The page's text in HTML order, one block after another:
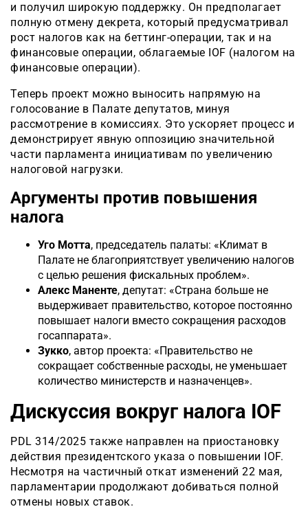
и получил широкую поддержку. Он предполагает
полную отмену декрета, который предусматривал
рост налогов как на беттинг-операции, так и на
финансовые операции, облагаемые IOF (налогом на
финансовые операции).
Теперь проект можно выносить напрямую на
голосование в Палате депутатов, минуя
рассмотрение в комиссиях. Это ускоряет процесс и
демонстрирует явную оппозицию значительной
части парламента инициативам по увеличению
налоговой нагрузки.
Аргументы против повышения
налога
Уго Мотта, председатель палаты: «Климат в
Палате не благоприятствует увеличению налогов
с целью решения фискальных проблем».
Алекс Маненте, депутат: «Страна больше не
выдерживает правительство, которое постоянно
повышает налоги вместо сокращения расходов
госаппарата».
Зукко, автор проекта: «Правительство не
сокращает собственные расходы, не уменьшает
количество министерств и назначенцев».
Дискуссия вокруг налога IOF
PDL 314/2025 также направлен на приостановку
действия президентского указа о повышении IOF.
Несмотря на частичный откат изменений 22 мая,
парламентарии продолжают добиваться полной
отмены новых ставок.